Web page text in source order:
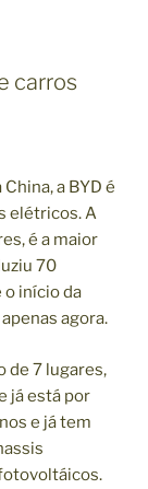
carros
a BYD é
elétricos. A
é a maior
70
o início da
agora.
de 7 lugares,
já está por
e já tem